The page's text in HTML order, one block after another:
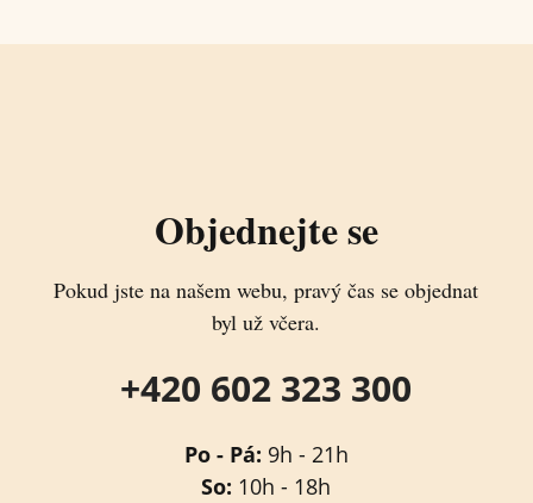
Objednejte se
Pokud jste na našem webu, pravý čas se objednat
byl už včera.
+420 602 323 300
Po - Pá: 9h - 21h
So: 10h - 18h